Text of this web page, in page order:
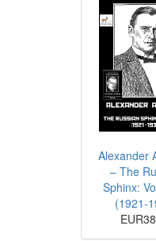
Alexander
– The
Sphinx:
(1921-